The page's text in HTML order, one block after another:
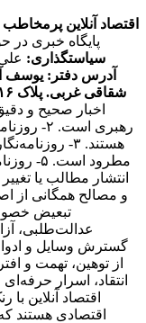
اقتصاد آنلاین
پایگاه خبری در
سیاستگذاری:
آدرس دفتر: یوسف
شقاقی غربی. پلاک ۱۱۶. واحد ۱
اخبار صحیح و
رهبری
انتقاد، اسرار